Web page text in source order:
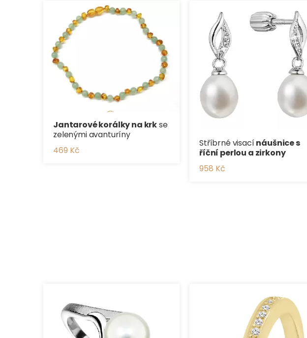
Jantarové korálky na krkse
zelenými avanturíny
469 Kč
Stříbrné visacínáušnice s
říční perlou a zirkony
958 Kč